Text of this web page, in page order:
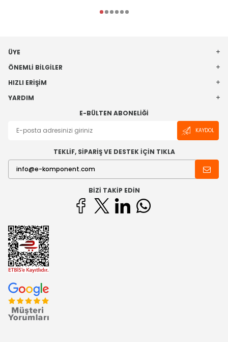
ÜYE
ÖNEMLI BILGILER
HIZLI ERIŞIM
YARDIM
E-BÜLTEN ABONELIĞI
KAYDOL
TEKLİF, SİPARİŞ VE DESTEK İÇİN TIKLA
BIZI TAKIP EDIN